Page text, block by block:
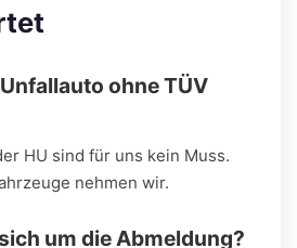
ohne TÜV
HU sind für uns kein Muss.
nehmen wir.
um die Abmeldung?